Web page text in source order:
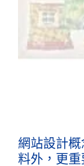
網站設計
料外，更